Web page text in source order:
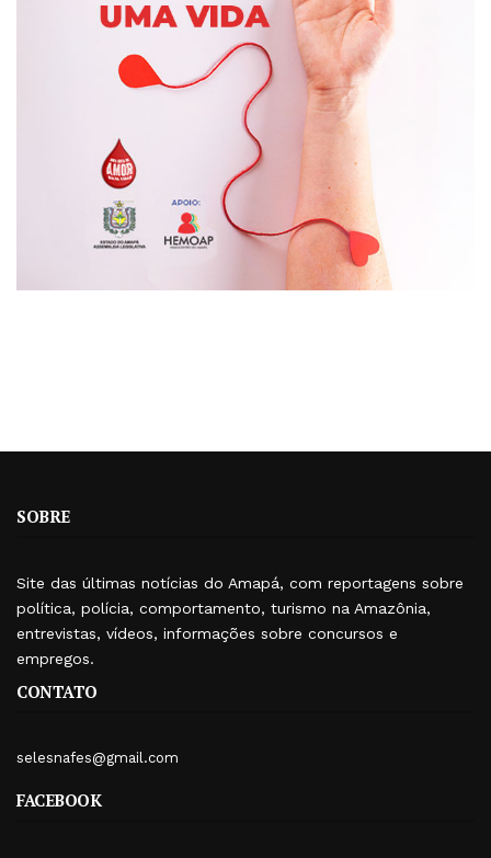
SOBRE
Site das últimas notícias do Amapá, com reportagens sobre
política, polícia, comportamento, turismo na Amazônia,
entrevistas, vídeos, informações sobre concursos e
empregos.
CONTATO
selesnafes@gmail.com
FACEBOOK